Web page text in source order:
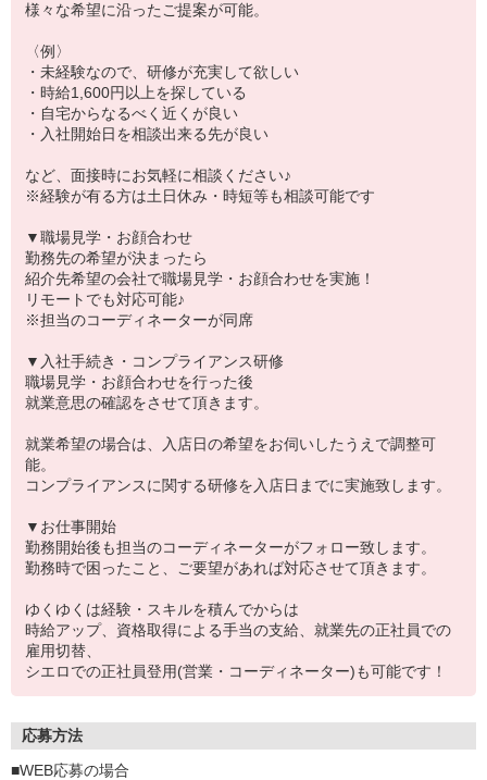
様々な希望に沿ったご提案が可能。
〈例〉
・未経験なので、研修が充実して欲しい
・時給1,600円以上を探している
・自宅からなるべく近くが良い
・入社開始日を相談出来る先が良い
など、面接時にお気軽に相談ください♪
※経験が有る方は土日休み・時短等も相談可能です
▼職場見学・お顔合わせ
勤務先の希望が決まったら
紹介先希望の会社で職場見学・お顔合わせを実施！
リモートでも対応可能♪
※担当のコーディネーターが同席
▼入社手続き・コンプライアンス研修
職場見学・お顔合わせを行った後
就業意思の確認をさせて頂きます。
就業希望の場合は、入店日の希望をお伺いしたうえで調整可
能。
コンプライアンスに関する研修を入店日までに実施致します。
▼お仕事開始
勤務開始後も担当のコーディネーターがフォロー致します。
勤務時で困ったこと、ご要望があれば対応させて頂きます。
ゆくゆくは経験・スキルを積んでからは
時給アップ、資格取得による手当の支給、就業先の正社員での
雇用切替、
シエロでの正社員登用(営業・コーディネーター)も可能です！
応募方法
■WEB応募の場合